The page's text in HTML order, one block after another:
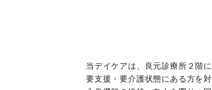
当デイケアは、良元診療所２階
要支援・要介護状態にある方を